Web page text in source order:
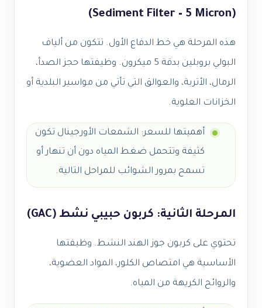
(Sediment Filter – 5 Micron)
هذه المرحلة هي خط الدفاع الأول. تتكون من ألياف
البولي بروبلين بدقة 5 ميكرون. وظيفتها حجز الصدأ،
الرمال، الأتربة، والعوالق التي تأتي من مواسير البلدية أو
الخزانات العلوية.
أهميتها للسعر: الشمعات الأورجينال تكون
كثيفة وتتحمل ضغط المياه دون أن تنهار أو
تسمح بمرور الشوائب للمراحل التالية.
المرحلة الثانية: كربون حبيبي نشط (GAC)
تحتوي على كربون جوز الهند النشط. وظيفتها
الأساسية هي امتصاص الكلور، المواد العضوية،
والروائح الكريهة من المياه.